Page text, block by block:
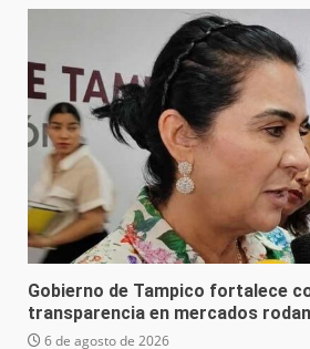
Gobierno de Tampico fortalece
transparencia en mercados
6 de agosto de 2026